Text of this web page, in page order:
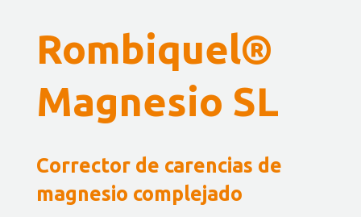
Rombiquel®
Magnesio SL
Corrector de carencias de
magnesio complejado